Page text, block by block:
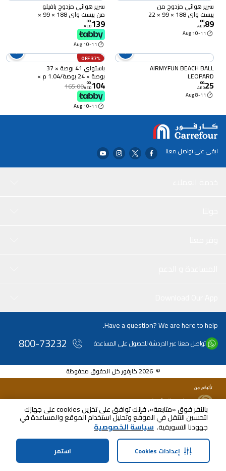
بالنقر فوق «متابعة»، فإنك توافق على تخزين cookies على جهازك
لتحسين التنقل في الموقع وتحليل استخدام الموقع والمساعدة في
جهودنا التسويقية. سياسة الخصوصية
استمر إعدادات Cookies
سرير هوائي مزدوج من
بيست واي 188 × 99 × 22
89
.
00
AED
10-11 Aug
سرير هوائي مزدوج بافيلو
من بيست واي 188 × 99 ×
22
139
.
00
AED
10-11 Aug
AIRMYFUN BEACH BALL
LEOPARD
25
.
00
AED
8-11 Aug
37% OFF
باستواي 41 بوصة × 37
بوصة × 24 بوصة/1.04 م ×
94 سم × 61 سم كرة من
نوع سورت أن بلاي
104
.
00
AED
165.00
10-11 Aug
الرئيسية الفئات الملف الشخصي سلة التسوق
ابقى على تواصل معنا
Have a question? We are here to help.
تواصل معنا عبر الدردشة للحصول على المساعدة 800-73232
© 2026 كارفور كل الحقوق محفوظة